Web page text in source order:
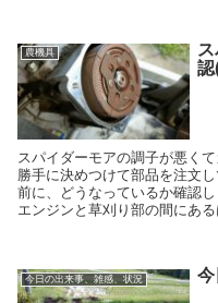
農機具
認
スパイダーモアの調子が悪く
勝手に決めつけて部品を注文
前に、どうなっているか確認
エンジンと草刈り部の間にあ
今日の出来事、雑感、状況 今